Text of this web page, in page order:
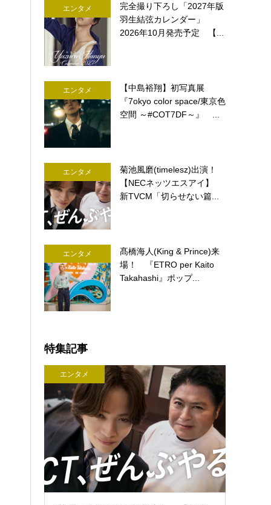
エンタメ
完全撮り下ろし「2027年版
羽生結弦カレンダー」
2026年10月発売予定 【...
エンタメ
【中島裕翔】初写真展
『7okyo color space/東京色
空間 ～#COT7DF～』 ...
エンタメ
菊池風磨(timelesz)出演！
【NECネッツエスアイ】
新TVCM「切らせない篇...
エンタメ
髙橋海人(King & Prince)来
場！ 『ETRO per Kaito
Takahashi』ポップ...
特集記事
エンタメ